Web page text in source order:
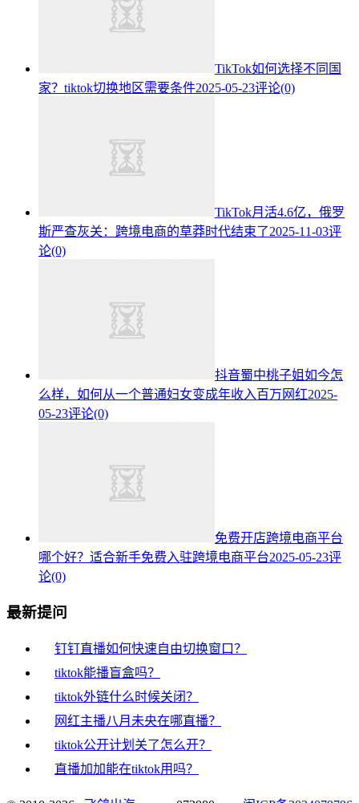
TikTok如何选择不同国
家？tiktok切换地区需要条件2025-05-23评论(0)
TikTok月活4.6亿，俄罗
斯严查灰关：跨境电商的草莽时代结束了2025-11-03评
论(0)
抖音蜀中桃子姐如今怎
么样，如何从一个普通妇女变成年收入百万网红2025-
05-23评论(0)
免费开店跨境电商平台
哪个好？适合新手免费入驻跨境电商平台2025-05-23评
论(0)
最新提问
钉钉直播如何快速自由切换窗口？
tiktok能播盲盒吗？
tiktok外链什么时候关闭？
网红主播八月未央在哪直播？
tiktok公开计划关了怎么开？
直播加加能在tiktok用吗？